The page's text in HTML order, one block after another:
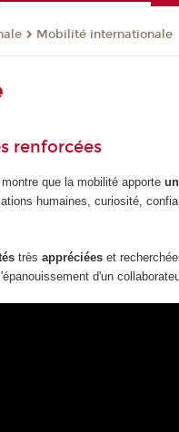
Mobilité internationale
renforcées
que la mobilité apporte
humaines, curiosité,
trèsappréciées et
d'un